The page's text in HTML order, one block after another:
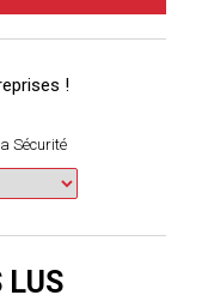
Sécurité
LUS